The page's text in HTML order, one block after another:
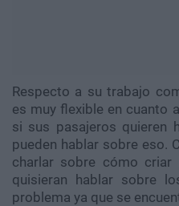
Respecto a su trabajo
es muy flexible en cuanto
si sus pasajeros quieren
pueden hablar sobre eso.
charlar sobre cómo
quisieran hablar sobre
problema ya que se